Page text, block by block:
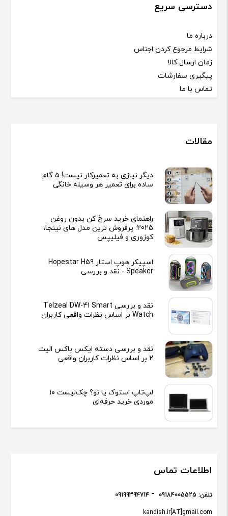
دسترسی سریع
درباره ما
شرایط مرجوع کردن اجناس
زمان ارسال کالا
پیگیری سفارشات
تماس با ما
مقالات
دیگر نیازی به تعمیرکار نیست! ۵ گام
ساده برای تعمیر هر وسیله خانگی
راهنمای خرید سرخ کن بدون روغن
2025: پرفروش ترین مدل های نینجا،
کوزوری و فیلیپس
اسپیکر هوپ استار Hopestar H59
Speaker - نقد و بررسی
نقد و بررسی Telzeal DW-41 Smart
Watch بر اساس نظرات واقعی کاربران
نقد و بررسی دسته ایکس باکس الیت
2 بر اساس نظرات کاربران واقعی
لپ‌تاپ استوک یا نو؟ چک‌لیست ۱۰
موردی خرید حرفه‌ای
اطلاعات تماس
kandish.ir[AT]gmail.com
تلفن: 09184005525
09199394714